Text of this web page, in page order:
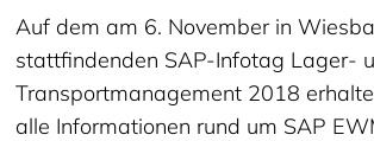
Auf dem am 6. November in
stattfindenden SAP-Infotag Lager-
Transportmanagement 2018
alle Informationen rund um SAP